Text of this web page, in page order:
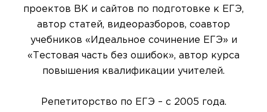
проектов ВК и сайтов по подготовке к ЕГЭ,
автор статей, видеоразборов, соавтор
учебников «Идеальное сочинение ЕГЭ» и
«Тестовая часть без ошибок», автор курса
повышения квалификации учителей.
Репетиторство по ЕГЭ – с 2005 года.